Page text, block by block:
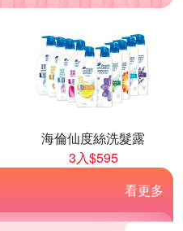
海倫仙度絲洗髮露
3入$595
看更多